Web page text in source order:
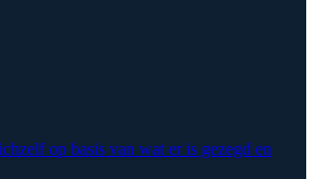
op basis van wat er is gezegd en